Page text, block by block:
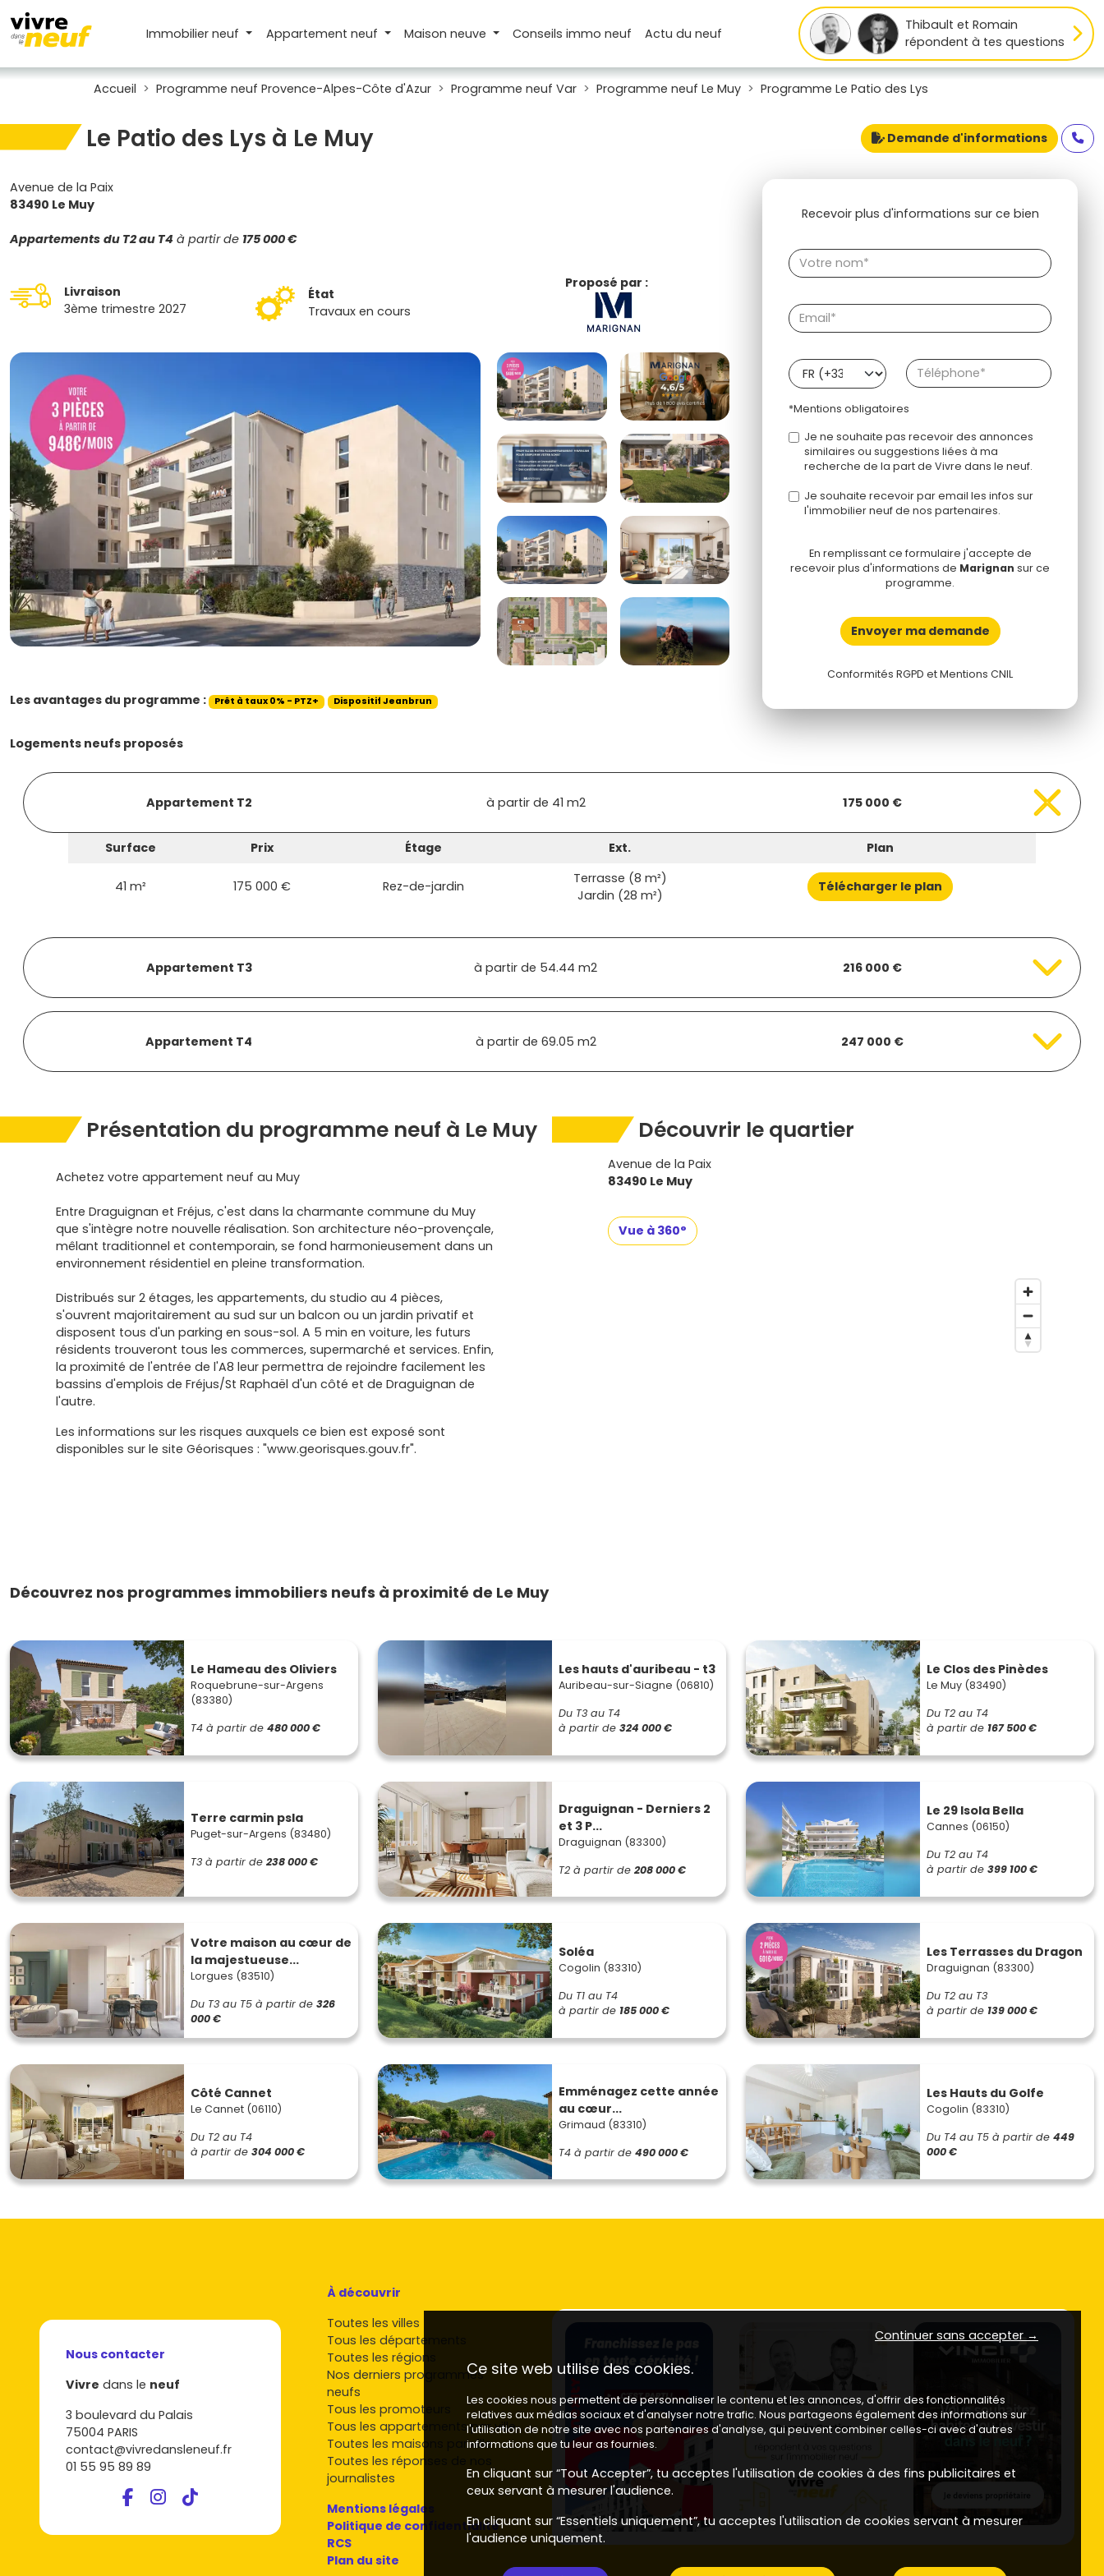
Immobilier neuf Appartement neuf Maison neuve Conseilsimmo neuf Actudu neuf
Thibault et Romain
répondent à tes questions
Accueil Programme neuf Provence-Alpes-Côte d'Azur Programme neuf Var Programme neuf Le Muy Programme Le Patio des Lys
Le Patio des Lys à Le Muy Demande d'informations
Avenue de la Paix
83490 Le Muy
Appartements du T2 au T4 à partir de 175 000 €
Livraison
3ème trimestre 2027
État
Travaux en cours
Proposé par :
Les avantages du programme : Prêt à taux 0% - PTZ+ Dispositif Jeanbrun
Recevoir plus d'informations sur ce bien
*Mentions obligatoires
Je ne souhaite pas recevoir des annonces
similaires ou suggestions liées à ma
recherche de la part de Vivre dans le neuf.
Je souhaite recevoir par email les infos sur
l'immobilier neuf de nos partenaires.
En remplissant ce formulaire j'accepte de
recevoir plus d'informations de Marignan sur ce
programme.
Envoyer ma demande
Conformités RGPD et Mentions CNIL
Logements neufs proposés
Appartement T2 à partir de 41 m2 175 000 €
Surface Prix Étage Ext. Plan
41 m² 175 000 € Rez-de-jardin
Terrasse (8 m²)
Jardin (28 m²)
Télécharger le plan
Appartement T3 à partir de 54.44 m2 216 000 €
Appartement T4 à partir de 69.05 m2 247 000 €
Présentation du programme neuf à Le Muy
Achetez votre appartement neuf au Muy
Entre Draguignan et Fréjus, c'est dans la charmante commune du Muy
que s'intègre notre nouvelle réalisation. Son architecture néo-provençale,
mêlant traditionnel et contemporain, se fond harmonieusement dans un
environnement résidentiel en pleine transformation.
Distribués sur 2 étages, les appartements, du studio au 4 pièces,
s'ouvrent majoritairement au sud sur un balcon ou un jardin privatif et
disposent tous d'un parking en sous-sol. A 5 min en voiture, les futurs
résidents trouveront tous les commerces, supermarché et services. Enfin,
la proximité de l'entrée de l'A8 leur permettra de rejoindre facilement les
bassins d'emplois de Fréjus/St Raphaël d'un côté et de Draguignan de
l'autre.
Les informations sur les risques auxquels ce bien est exposé sont
disponibles sur le site Géorisques : "www.georisques.gouv.fr".
Découvrir le quartier
Avenue de la Paix
83490 Le Muy
Vue à 360°
Découvrez nos programmes immobiliers neufs à proximité de Le Muy
Le Hameau des Oliviers
Roquebrune-sur-Argens
(83380)
T4 à partir de 480 000 €
Les hauts d'auribeau - t3
Auribeau-sur-Siagne (06810)
Du T3 au T4
à partir de 324 000 €
Le Clos des Pinèdes
Le Muy (83490)
Du T2 au T4
à partir de 167 500 €
Terre carmin psla
Puget-sur-Argens (83480)
T3 à partir de 238 000 €
Draguignan - Derniers 2
et 3 P...
Draguignan (83300)
T2 à partir de 208 000 €
Le 29 Isola Bella
Cannes (06150)
Du T2 au T4
à partir de 399 100 €
Votre maison au cœur de
la majestueuse...
Lorgues (83510)
Du T3 au T5 à partir de 326
000 €
Soléa
Cogolin (83310)
Du T1 au T4
à partir de 185 000 €
Les Terrasses du Dragon
Draguignan (83300)
Du T2 au T3
à partir de 139 000 €
Côté Cannet
Le Cannet (06110)
Du T2 au T4
à partir de 304 000 €
Emménagez cette année
au cœur...
Grimaud (83310)
T4 à partir de 490 000 €
Les Hauts du Golfe
Cogolin (83310)
Du T4 au T5 à partir de 449
000 €
Nous contacter
Vivre dans le neuf
3 boulevard du Palais
75004 PARIS
contact@vivredansleneuf.fr
01 55 95 89 89
À découvrir
Toutes les villes
Tous les départements
Toutes les régions
Nos derniers programmes
neufs
Tous les promoteurs
Tous les appartements par ville
Toutes les maisons par ville
Toutes les réponses de nos
journalistes
Mentions légales
Politique de confidentialité
RCS
Plan du site
Continuer sans accepter →
Ce site web utilise des cookies.
Les cookies nous permettent de personnaliser le contenu et les annonces, d'offrir des fonctionnalités
relatives aux médias sociaux et d'analyser notre trafic. Nous partageons également des informations sur
l'utilisation de notre site avec nos partenaires d'analyse, qui peuvent combiner celles-ci avec d'autres
informations que tu leur as fournies.
En cliquant sur “Tout Accepter”, tu acceptes l'utilisation de cookies à des fins publicitaires et
ceux servant à mesurer l'audience.
En cliquant sur “Essentiels uniquement”, tu acceptes l'utilisation de cookies servant à mesurer
l'audience uniquement.